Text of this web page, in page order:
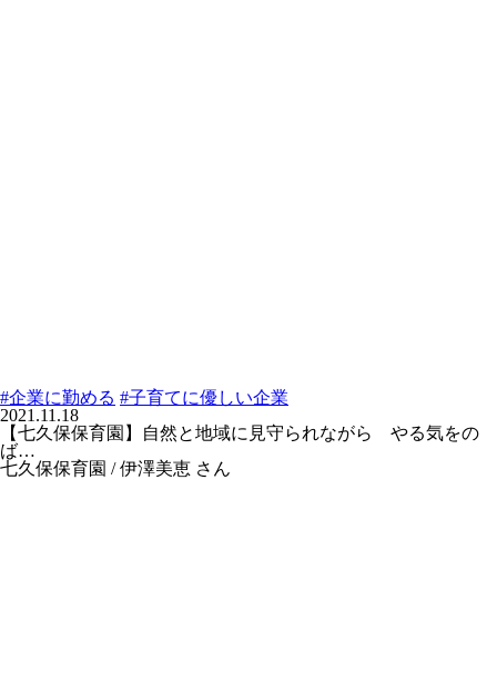
#企業に勤める #子育てに優しい企業
2021.11.18
【七久保保育園】自然と地域に見守られながら やる気をの
ば…
七久保保育園 / 伊澤美恵 さん